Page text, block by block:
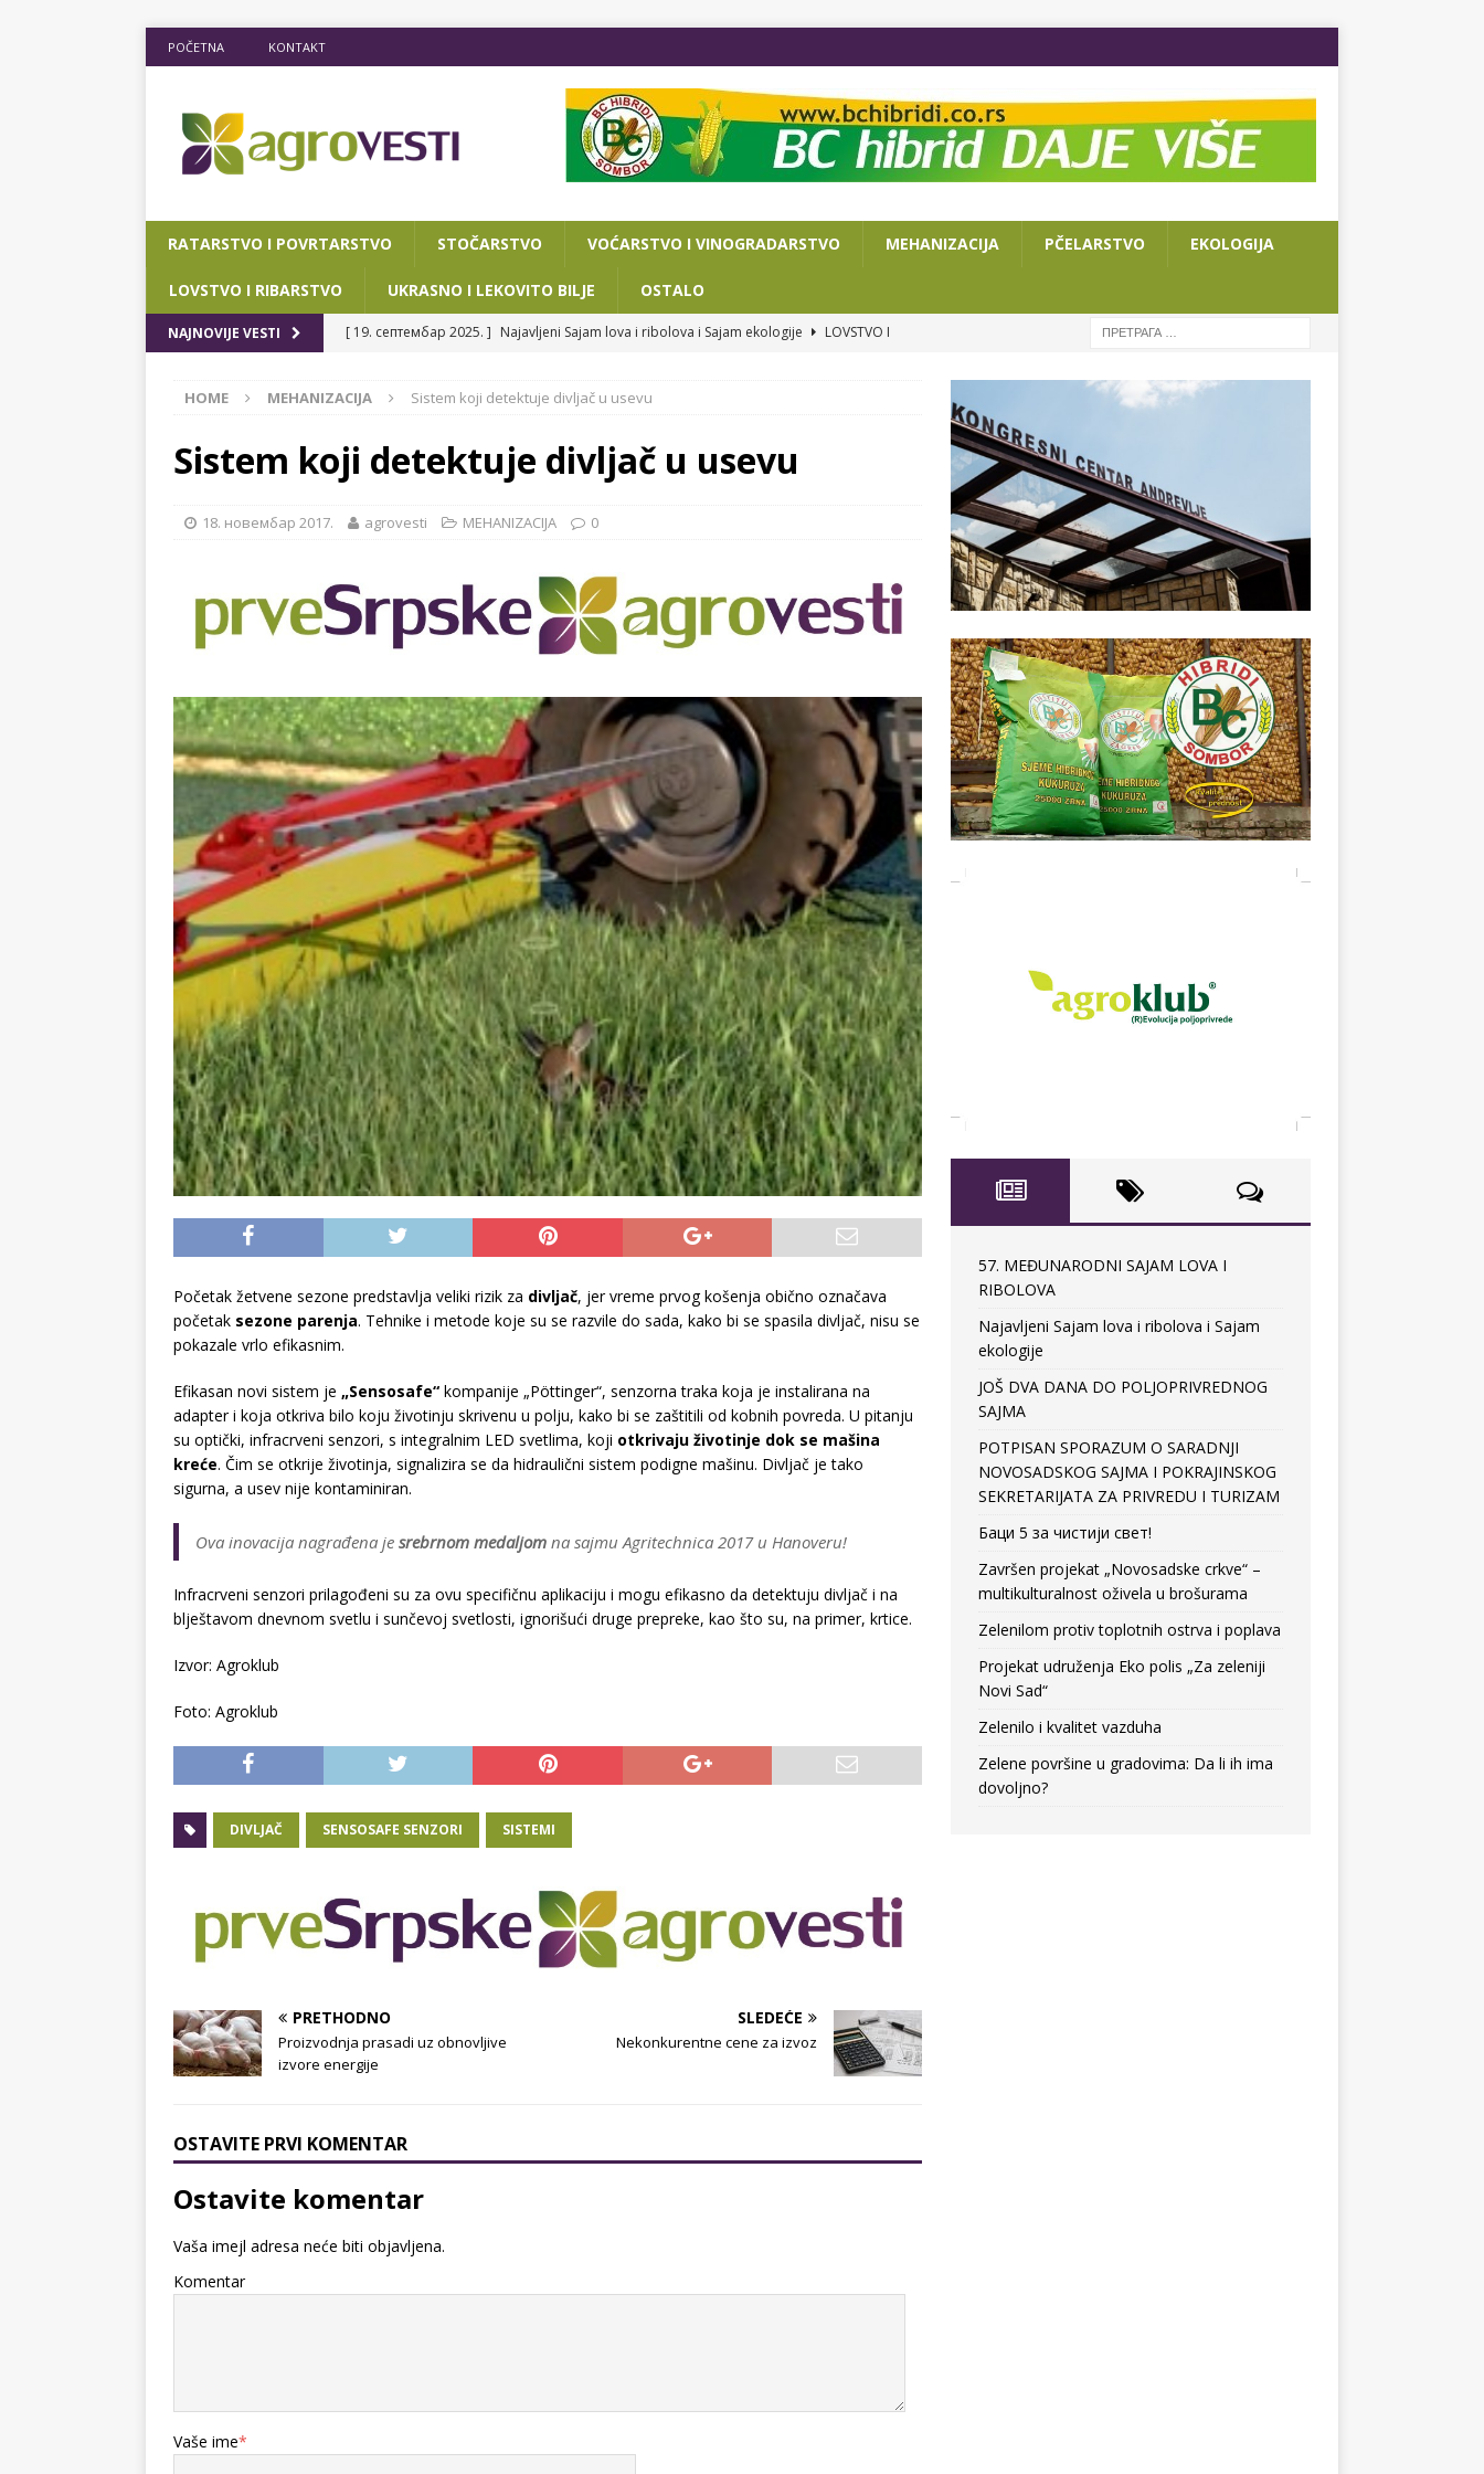
POČETNA KONTAKT
RATARSTVO I POVRTARSTVO STOČARSTVO VOĆARSTVO I VINOGRADARSTVO MEHANIZACIJA PČELARSTVO EKOLOGIJA
LOVSTVO I RIBARSTVO UKRASNO I LEKOVITO BILJE OSTALO
NAJNOVIJE VESTI [ 19. септембар 2025. ] Najavljeni Sajam lova i ribolova i Sajam ekologije
LOVSTVO I
[ 15. мај 2025. ] JOŠ DVA DANA DO POLJOPRIVREDNOG SAJMA
[ 12. март 2025. ]
POTPISAN SPORAZUM O SARADNJI NOVOSADSKOG SAJMA I
POKRAJINSKOG SEKRETARIJATA ZA PRIVREDU I TURIZAM
[ 14. новембар 2024. ] Баци 5 за чистији свет!
HOME MEHANIZACIJA Sistem koji detektuje divljač u usevu
Sistem koji detektuje divljač u usevu
18. новембар 2017. agrovesti MEHANIZACIJA 0
Početak žetvene sezone predstavlja veliki rizik za divljač, jer vreme prvog košenja obično označava
početak sezone parenja. Tehnike i metode koje su se razvile do sada, kako bi se spasila divljač, nisu se
pokazale vrlo efikasnim.
Efikasan novi sistem je „Sensosafe“ kompanije „Pöttinger“, senzorna traka koja je instalirana na
adapter i koja otkriva bilo koju životinju skrivenu u polju, kako bi se zaštitili od kobnih povreda. U pitanju
su optički, infracrveni senzori, s integralnim LED svetlima, koji otkrivaju životinje dok se mašina
kreće. Čim se otkrije životinja, signalizira se da hidraulični sistem podigne mašinu. Divljač je tako
sigurna, a usev nije kontaminiran.
Ova inovacija nagrađena je srebrnom medaljom na sajmu Agritechnica 2017 u Hanoveru!
Infracrveni senzori prilagođeni su za ovu specifičnu aplikaciju i mogu efikasno da detektuju divljač i na
blještavom dnevnom svetlu i sunčevoj svetlosti, ignorišući druge prepreke, kao što su, na primer, krtice.
Izvor: Agroklub
Foto: Agroklub
DIVLJAČ SENSOSAFE SENZORI SISTEMI
PRETHODNO
Proizvodnja prasadi uz obnovljive
izvore energije
SLEDEĆE
Nekonkurentne cene za izvoz
OSTAVITE PRVI KOMENTAR
Ostavite komentar
Vaša imejl adresa neće biti objavljena.
Komentar
Vaše ime*
57. MEĐUNARODNI SAJAM LOVA I
RIBOLOVA
Najavljeni Sajam lova i ribolova i Sajam
ekologije
JOŠ DVA DANA DO POLJOPRIVREDNOG
SAJMA
POTPISAN SPORAZUM O SARADNJI
NOVOSADSKOG SAJMA I POKRAJINSKOG
SEKRETARIJATA ZA PRIVREDU I TURIZAM
Баци 5 за чистији свет!
Završen projekat „Novosadske crkve“ –
multikulturalnost oživela u brošurama
Zelenilom protiv toplotnih ostrva i poplava
Projekat udruženja Eko polis „Za zeleniji
Novi Sad“
Zelenilo i kvalitet vazduha
Zelene površine u gradovima: Da li ih ima
dovoljno?